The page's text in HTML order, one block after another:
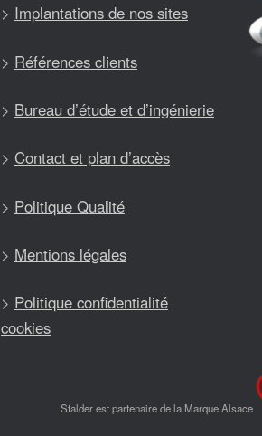
> Implantations de nos sites
> Références clients
> Bureau d’étude et d’ingénierie
> Contact et plan d’accès
> Politique Qualité
> Mentions légales
> Politique confidentialité
cookies
Stalder est partenaire de la Marque Alsace